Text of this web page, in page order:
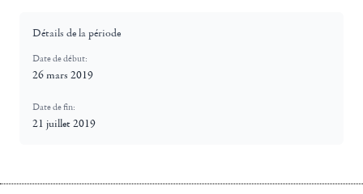
Détails de la période
Date de début:
26 mars 2019
Date de fin:
21 juillet 2019